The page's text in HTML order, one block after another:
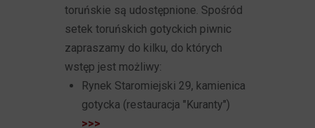
toruńskie są udostępnione. Spośród
setek toruńskich gotyckich piwnic
zapraszamy do kilku, do których
wstęp jest możliwy:
Rynek Staromiejski 29, kamienica
gotycka (restauracja "Kuranty")
>>>